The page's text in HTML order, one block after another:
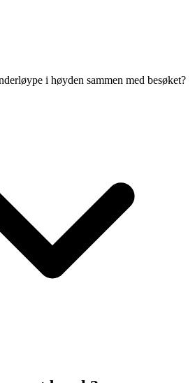
i høyden sammen med besøket?